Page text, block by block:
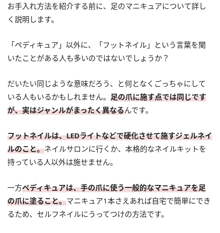
お手入れ方法を紹介する前に、足のマニキュアについて詳し
く説明します。
「ペディキュア」以外に、「フットネイル」という言葉を聞
いたことがある人も多いのではないでしょうか？
だいたい同じような意味だろう、と何となくごっちゃにして
いる人もいるかもしれません。 足の爪に施す点では同じです
が、実はジャンルがまったく異なるんです。
フットネイルは、LEDライトなどで硬化させて施すジェルネイ
ルのこと。ネイルサロンに行くか、本格的なネイルキットを
持っている人以外は施せません。
一方ペディキュアは、手の爪に使う一般的なマニキュアを足
の爪に塗ること。マニキュア1本さえあれば自宅で簡単にでき
るため、セルフネイルにうってつけの方法です。